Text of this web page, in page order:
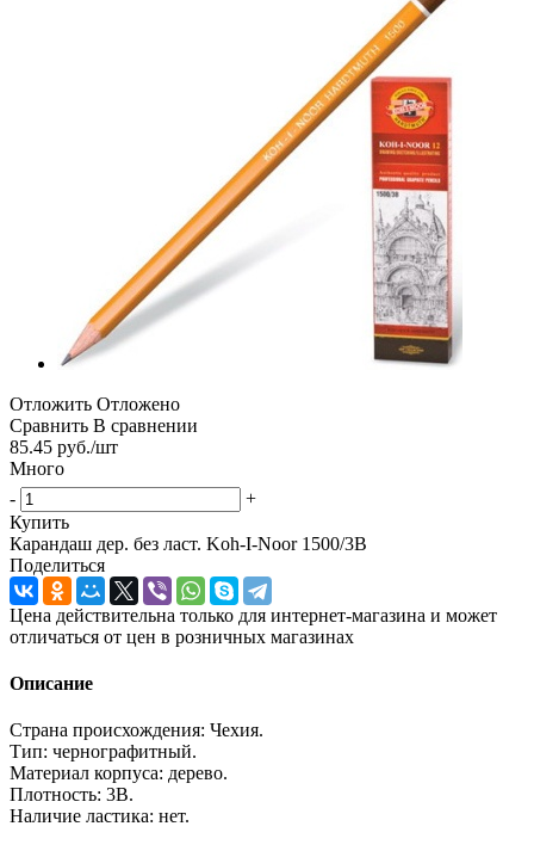
Отложить Отложено
Сравнить В сравнении
85.45 руб./шт
Много
-
+
Купить
Карандаш дер. без ласт. Koh-I-Noor 1500/3В
Поделиться
Цена действительна только для интернет-магазина и может
отличаться от цен в розничных магазинах
Описание
Страна происхождения: Чехия.
Тип: чернографитный.
Материал корпуса: дерево.
Плотность: 3В.
Наличие ластика: нет.